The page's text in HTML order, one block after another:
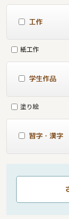
工作
紙工作
学生作品
塗り絵
習字・漢字